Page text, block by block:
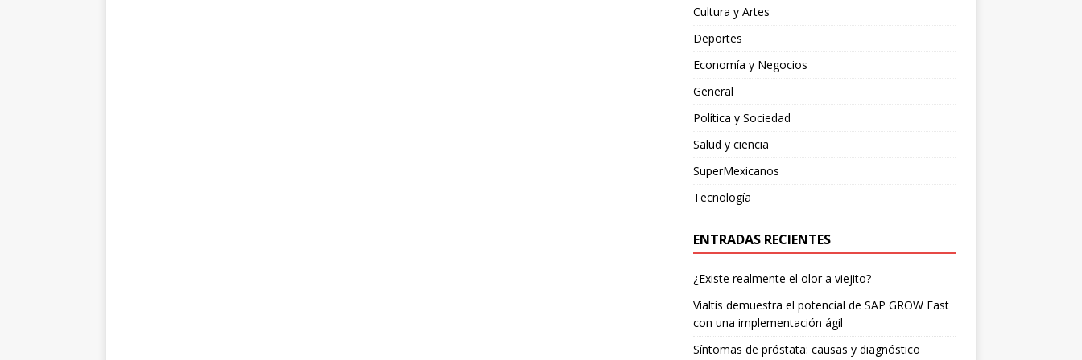
Cultura y Artes
Deportes
Economía y Negocios
General
Política y Sociedad
Salud y ciencia
SuperMexicanos
Tecnología
ENTRADAS RECIENTES
¿Existe realmente el olor a viejito?
Vialtis demuestra el potencial de SAP GROW Fast
con una implementación ágil
Síntomas de próstata: causas y diagnóstico